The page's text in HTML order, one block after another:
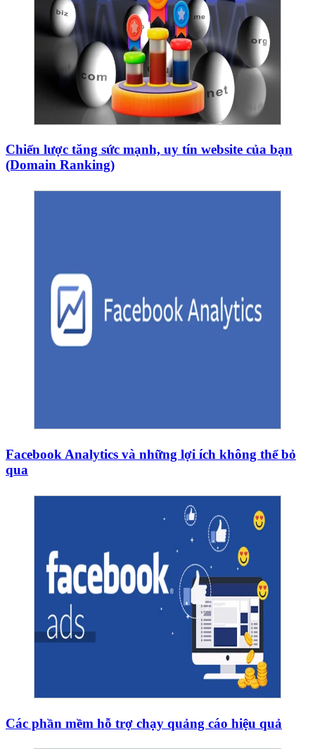
Chiến lược tăng sức mạnh, uy tín website của bạn
(Domain Ranking)
Facebook Analytics và những lợi ích không thể bỏ
qua
Các phần mềm hỗ trợ chạy quảng cáo hiệu quả